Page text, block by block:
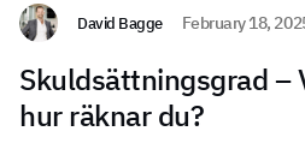
David Bagge February 18,
Skuldsättningsgrad –
hur räknar du?